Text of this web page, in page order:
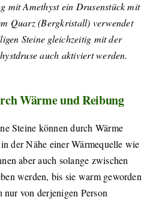
mit Amethyst ein Drusenstück mit
Quarz (Bergkristall) verwendet
Steine gleichzeitig mit der
auch aktiviert werden.
Wärme und Reibung
Steine können durch Wärme
der Nähe einer Wärmequelle wie
aber auch solange zwischen
werden, bis sie warm geworden
von derjenigen Person